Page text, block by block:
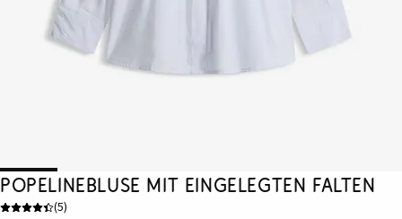
Popelinebluse mit eingelegten Falten
(5)